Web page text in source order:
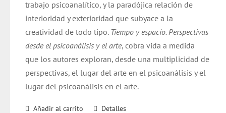
trabajo psicoanalítico, y la paradójica relación de
interioridad y exterioridad que subyace a la
creatividad de todo tipo. Tiempo y espacio. Perspectivas
desde el psicoanálisis y el arte, cobra vida a medida
que los autores exploran, desde una multiplicidad de
perspectivas, el lugar del arte en el psicoanálisis y el
lugar del psicoanálisis en el arte.
Añadir al carrito Detalles